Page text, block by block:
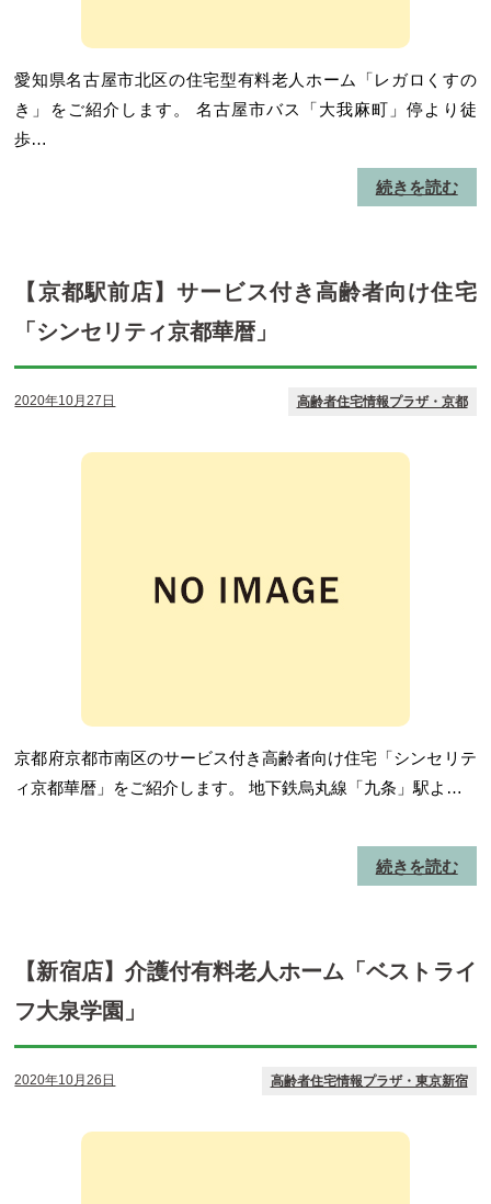
愛知県名古屋市北区の住宅型有料老人ホーム「レガロくすの
き」をご紹介します。 名古屋市バス「大我麻町」停より徒
歩…
続きを読む
【京都駅前店】サービス付き高齢者向け住宅
「シンセリティ京都華暦」
2020年10月27日 高齢者住宅情報プラザ・京都
京都府京都市南区のサービス付き高齢者向け住宅「シンセリテ
ィ京都華暦」をご紹介します。 地下鉄烏丸線「九条」駅よ…
続きを読む
【新宿店】介護付有料老人ホーム「ベストライ
フ大泉学園」
2020年10月26日 高齢者住宅情報プラザ・東京新宿